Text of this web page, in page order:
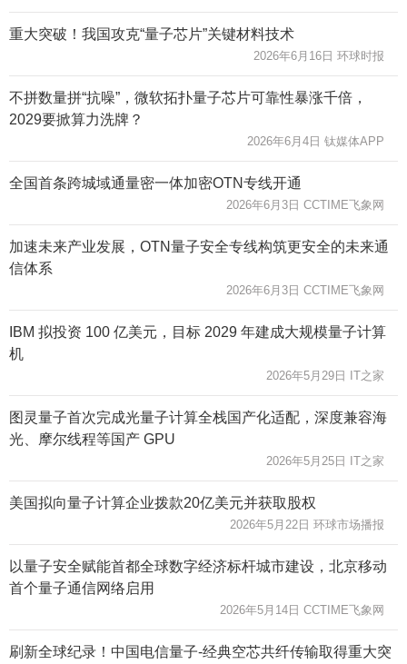
重大突破！我国攻克“量子芯片”关键材料技术
2026年6月16日 环球时报
不拼数量拼“抗噪”，微软拓扑量子芯片可靠性暴涨千倍，
2029要掀算力洗牌？
2026年6月4日 钛媒体APP
全国首条跨城域通量密一体加密OTN专线开通
2026年6月3日 CCTIME飞象网
加速未来产业发展，OTN量子安全专线构筑更安全的未来通
信体系
2026年6月3日 CCTIME飞象网
IBM 拟投资 100 亿美元，目标 2029 年建成大规模量子计算
机
2026年5月29日 IT之家
图灵量子首次完成光量子计算全栈国产化适配，深度兼容海
光、摩尔线程等国产 GPU
2026年5月25日 IT之家
美国拟向量子计算企业拨款20亿美元并获取股权
2026年5月22日 环球市场播报
以量子安全赋能首都全球数字经济标杆城市建设，北京移动
首个量子通信网络启用
2026年5月14日 CCTIME飞象网
刷新全球纪录！中国电信量子-经典空芯共纤传输取得重大突